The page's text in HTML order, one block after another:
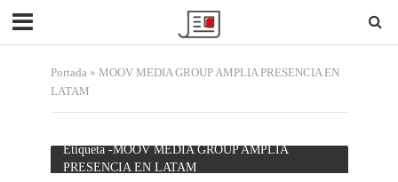
Portada» MOOV MEDIA GROUP AMPLIA PRESENCIA EN
LATAM
Etiqueta -MOOV MEDIA GROUP AMPLIA
PRESENCIA EN LATAM